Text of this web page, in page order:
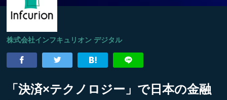
株式会社インフキュリオン デジタル
「決済×テクノロジー」で日本の金融